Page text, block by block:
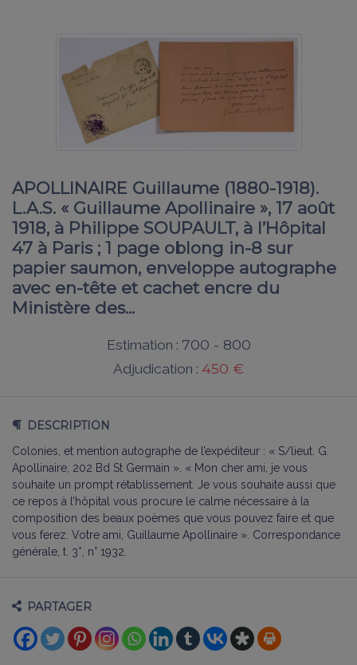
APOLLINAIRE Guillaume (1880-1918).
L.A.S. « Guillaume Apollinaire », 17 août
1918, à Philippe SOUPAULT, à l’Hôpital
47 à Paris ; 1 page oblong in-8 sur
papier saumon, enveloppe autographe
avec en-tête et cachet encre du
Ministère des...
Estimation : 700 - 800
Adjudication : 450 €
DESCRIPTION
Colonies, et mention autographe de l’expéditeur : « S/lieut. G.
Apollinaire, 202 Bd St Germain ». « Mon cher ami, je vous
souhaite un prompt rétablissement. Je vous souhaite aussi que
ce repos à l’hôpital vous procure le calme nécessaire à la
composition des beaux poèmes que vous pouvez faire et que
vous ferez. Votre ami, Guillaume Apollinaire ». Correspondance
générale, t. 3*, n° 1932.
PARTAGER